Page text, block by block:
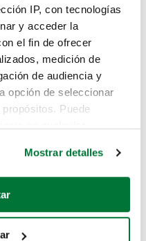
IP, con tecnologías
y acceder la
el fin de ofrecer
medición de
de audiencia y
opción de seleccionar
Puede
su ubicación geográfica
Mostrar detalles